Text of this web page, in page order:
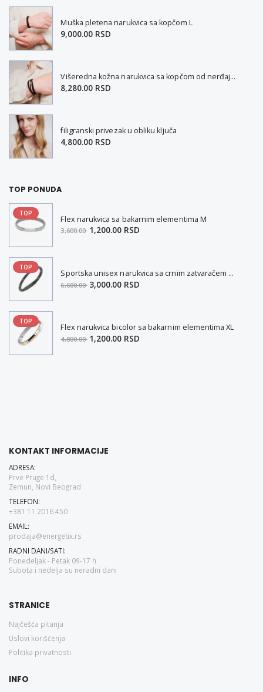
Muška pletena narukvica sa kopčom L
9,000.00 RSD
Višeredna kožna narukvica sa kopčom od nerđajućeg čelika L-XL
8,280.00 RSD
filigranski privezak u obliku ključa
4,800.00 RSD
TOP PONUDA
TOP
Flex narukvica sa bakarnim elementima M
3,600.00 1,200.00 RSD
TOP
Sportska unisex narukvica sa crnim zatvaračem od nerđajućeg čelika i magnetom M
6,600.00 3,000.00 RSD
TOP
Flex narukvica bicolor sa bakarnim elementima XL
4,800.00 1,200.00 RSD
KONTAKT INFORMACIJE
ADRESA:
Prve Pruge 1d,
Zemun, Novi Beograd
TELEFON:
+381 11 2016 450
EMAIL:
prodaja@energetix.rs
RADNI DANI/SATI:
Ponedeljak - Petak 09-17 h
Subota i nedelja su neradni dani
STRANICE
Najčešća pitanja
Uslovi korišćenja
Politika privatnosti
INFO